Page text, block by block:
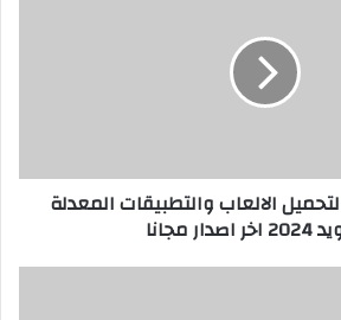
موقع Pivigames لتحميل الالعاب والتطبيقات المعدلة
مجانا